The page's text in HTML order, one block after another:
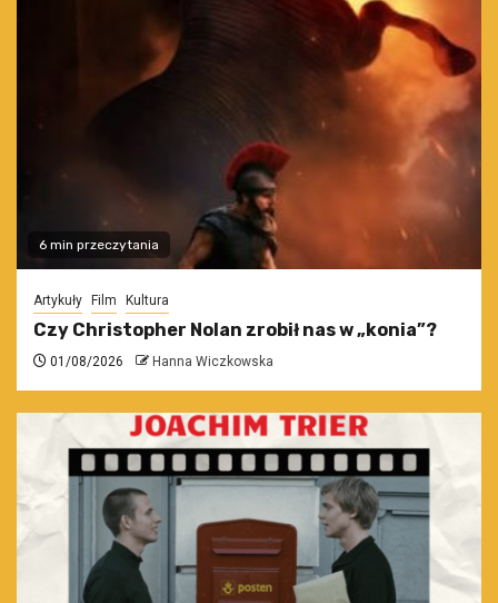
6 min przeczytania
Artykuły Film Kultura
Czy Christopher Nolan zrobił nas w „konia”?
01/08/2026 Hanna Wiczkowska